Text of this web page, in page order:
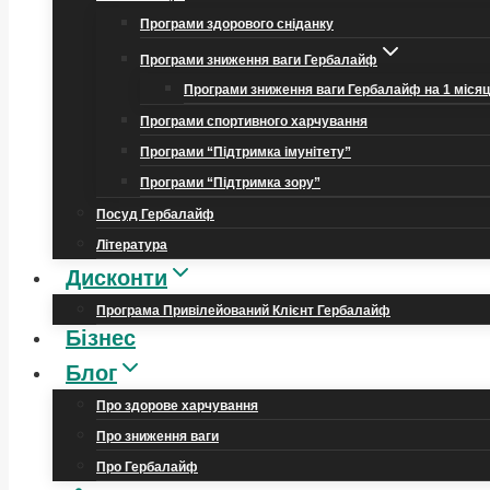
Програми здорового сніданку
Програми зниження ваги Гербалайф
Програми зниження ваги Гербалайф на 1
Програми спортивного харчування
Програми “Підтримка імунітету”
Програми “Підтримка зору”
Посуд Гербалайф
Література
Дисконти
Програма Привілейований Клієнт Гербалайф
Бізнес
Блог
Про здорове харчування
Про зниження ваги
Про Гербалайф